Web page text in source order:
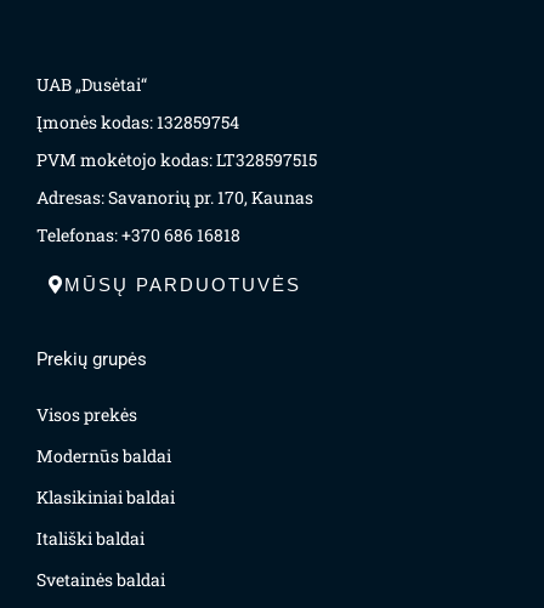
UAB „Dusėtai“
Įmonės kodas: 132859754
PVM mokėtojo kodas: LT328597515
Adresas: Savanorių pr. 170, Kaunas
Telefonas: +370 686 16818
MŪSŲ PARDUOTUVĖS
Prekių grupės
Visos prekės
Modernūs baldai
Klasikiniai baldai
Itališki baldai
Svetainės baldai